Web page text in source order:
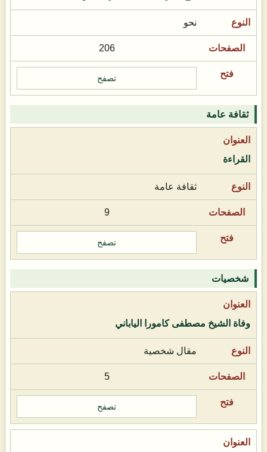
نحو
206
تصفح
ثقافة عامة
القراءة
ثقافة عامة
9
تصفح
شخصيات
وفاة الشيخ مصطفى كامورا الياباني
مقال شخصية
5
تصفح